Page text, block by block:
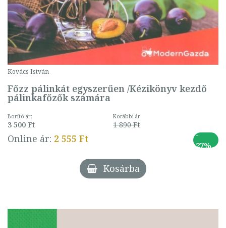
Kovács István
Főzz pálinkát egyszerűen /Kézikönyv kezdő
pálinkafőzők számára
Borító ár:
3 500 Ft
Korábbi ár:
1 890 Ft
Online ár: 2 555 Ft
-
27%
Kosárba